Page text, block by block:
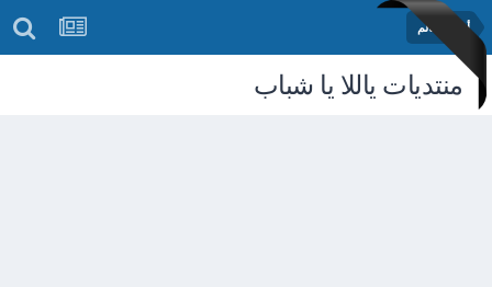
أخبار العالم
منتديات ياللا يا شباب